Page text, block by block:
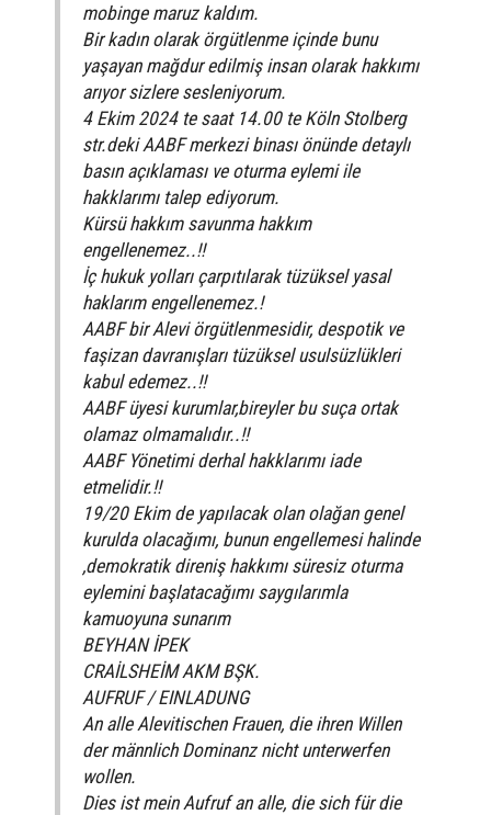
mobinge maruz kaldım.
Bir kadın olarak örgütlenme içinde bunu
yaşayan mağdur edilmiş insan olarak hakkımı
arıyor sizlere sesleniyorum.
4 Ekim 2024 te saat 14.00 te Köln Stolberg
str.deki AABF merkezi binası önünde detaylı
basın açıklaması ve oturma eylemi ile
hakklarımı talep ediyorum.
Kürsü hakkım savunma hakkım
engellenemez..!!
İç hukuk yolları çarpıtılarak tüzüksel yasal
haklarım engellenemez.!
AABF bir Alevi örgütlenmesidir, despotik ve
faşizan davranışları tüzüksel usulsüzlükleri
kabul edemez..!!
AABF üyesi kurumlar,bireyler bu suça ortak
olamaz olmamalıdır..!!
AABF Yönetimi derhal hakklarımı iade
etmelidir.!!
19/20 Ekim de yapılacak olan olağan genel
kurulda olacağımı, bunun engellemesi halinde
,demokratik direniş hakkımı süresiz oturma
eylemini başlatacağımı saygılarımla
kamuoyuna sunarım
BEYHAN İPEK
CRAİLSHEİM AKM BŞK.
AUFRUF / EINLADUNG
An alle Alevitischen Frauen, die ihren Willen
der männlich Dominanz nicht unterwerfen
wollen.
Dies ist mein Aufruf an alle, die sich für die